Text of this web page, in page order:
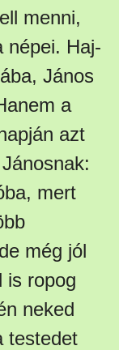
menni,
népei. Haj-
János
a
azt
mert
még jól
is ropog
neked
testedet